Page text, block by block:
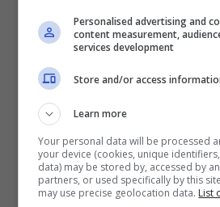
Nessuno ne parla,
una nuova tassa sulla
per chi sta in affitto): la
Personalised advertising and
content measurement,
services development
Store and/or access
Learn more
Your personal data will be processed
your device (cookies, unique
data) may be stored by, accessed by
partners, or used specifically by this
may use precise geolocation data. List